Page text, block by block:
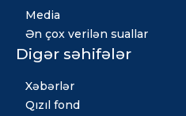
Media
Ən çox verilən suallar
Digər səhifələr
Xəbərlər
Qızıl fond